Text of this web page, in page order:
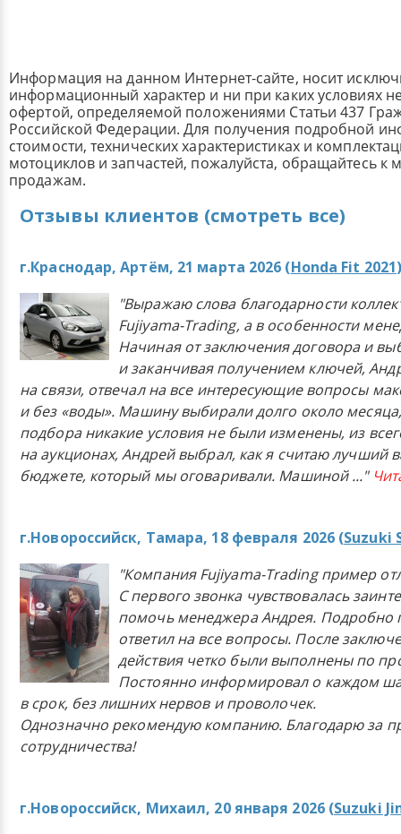
Информация на данном Интернет-сайте, носит
информационный характер и ни при каких условиях
офертой, определяемой положениями Статьи 437
Российской Федерации. Для получения подробной
стоимости, технических характеристиках и
мотоциклов и запчастей, пожалуйста, обращайтесь к
продажам.
Отзывы клиентов (смотреть все)
г.Краснодар, Артём, 21 марта 2026 (Honda Fit 2021
"Выражаю слова благодарности
Fujiyama-Trading, а в особенности
Начиная от заключения договора и
и заканчивая получением ключей,
на связи, отвечал на все интересующие вопросы
и без «воды». Машину выбирали долго около
подбора никакие условия не были изменены, из
на аукционах, Андрей выбрал, как я считаю лучший
бюджете, который мы оговаривали. Машиной..."
г.Новороссийск, Тамара, 18 февраля 2026 (Suzuki
"Компания Fujiyama-Trading пример
С первого звонка чувствовалась
помочь менеджера Андрея. Подробно
ответил на все вопросы. После
действия четко были выполнены по
Постоянно информировал о каждом
в срок, без лишних нервов и проволочек.
Однозначно рекомендую компанию. Благодарю за
сотрудничества!
г.Новороссийск, Михаил, 20 января 2026 (Suzuki